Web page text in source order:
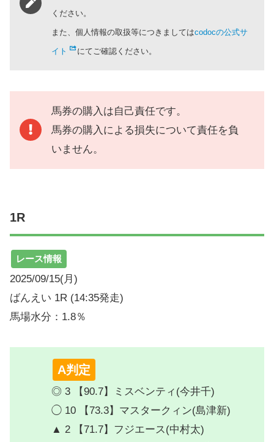
ください。
また、個人情報の取扱等につきましてはcodocの公式サ
イト にてご確認ください。
馬券の購入は自己責任です。
馬券の購入による損失について責任を負
いません。
1R
レース情報
2025/09/15(月)
ばんえい 1R (14:35発走)
馬場水分：1.8％
A判定
◎ 3 【90.7】ミスベンティ(今井千)
◯ 10 【73.3】マスタークィン(島津新)
▲ 2 【71.7】フジエース(中村太)